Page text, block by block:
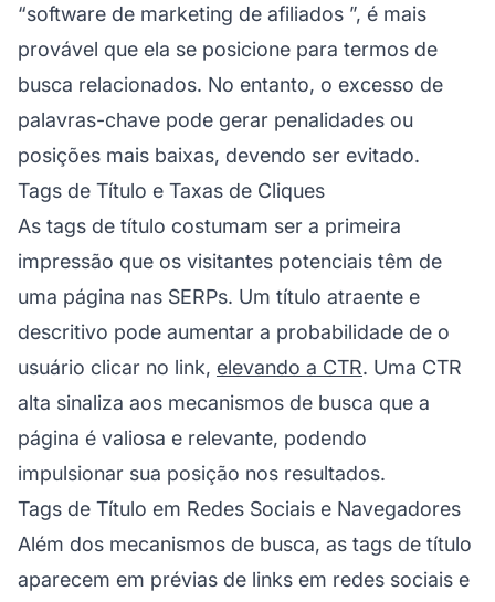
“software de marketing de afiliados ”, é mais
provável que ela se posicione para termos de
busca relacionados. No entanto, o excesso de
palavras-chave pode gerar penalidades ou
posições mais baixas, devendo ser evitado.
Tags de Título e Taxas de Cliques
As tags de título costumam ser a primeira
impressão que os visitantes potenciais têm de
uma página nas SERPs. Um título atraente e
descritivo pode aumentar a probabilidade de o
usuário clicar no link, elevando a CTR. Uma CTR
alta sinaliza aos mecanismos de busca que a
página é valiosa e relevante, podendo
impulsionar sua posição nos resultados.
Tags de Título em Redes Sociais e Navegadores
Além dos mecanismos de busca, as tags de título
aparecem em prévias de links em redes sociais e